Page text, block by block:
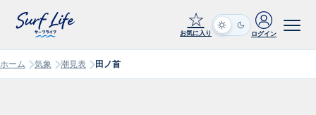
☆
お気に入り ログイン
ホーム 気象 潮見表 田ノ首